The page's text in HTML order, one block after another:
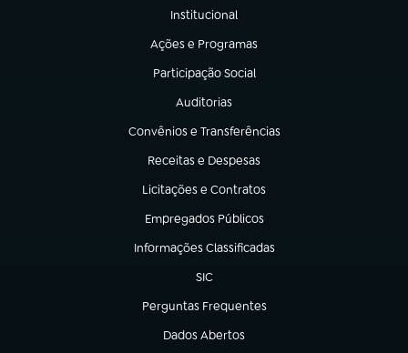
Institucional
(abre em nova aba)
Ações e Programas
(abre em nova aba)
Participação Social
(abre em nova aba)
Auditorias
(abre em nova aba)
Convênios e Transferências
(abre em nova aba)
Receitas e Despesas
(abre em nova aba)
Licitações e Contratos
(abre em nova aba)
Empregados Públicos
(abre em nova aba)
Informações Classificadas
(abre em nova aba)
SIC
(abre em nova aba)
Perguntas Frequentes
(abre em nova aba)
Dados Abertos
(abre em nova aba)